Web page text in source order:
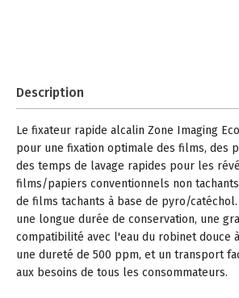
Description
Le fixateur rapide alcalin Zone Imaging
pour une fixation optimale des films, des
des temps de lavage rapides pour les
films/papiers conventionnels non
de films tachants à base de pyro/
une longue durée de conservation, une
compatibilité avec l'eau du robinet douce
une dureté de 500 ppm, et un transport
aux besoins de tous les consommateurs.